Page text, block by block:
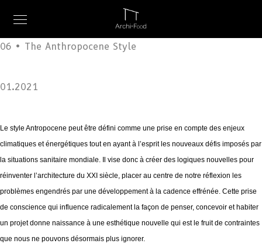
06 • The Anthropocene Style
01.2021
Le style Antropocene peut être défini comme une prise en compte des enjeux
climatiques et énergétiques tout en ayant à l’esprit les nouveaux défis imposés par
la situations sanitaire mondiale. Il vise donc à créer des logiques nouvelles pour
réinventer l’architecture du XXI siècle, placer au centre de notre réflexion les
problèmes engendrés par une développement à la cadence effrénée. Cette prise
de conscience qui influence radicalement la façon de penser, concevoir et habiter
un projet donne naissance à une esthétique nouvelle qui est le fruit de contraintes
que nous ne pouvons désormais plus ignorer.